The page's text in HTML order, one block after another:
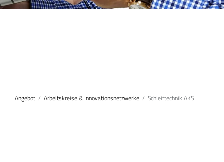
Angebot Arbeitskreise & Innovationsnetzwerke Schleiftechnik AKS